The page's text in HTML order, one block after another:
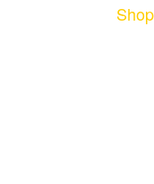
Shop